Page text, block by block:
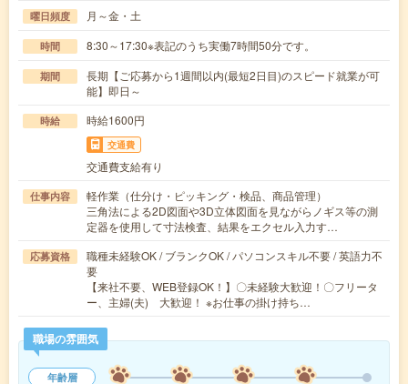
曜日頻度 月～金・土
時間 8:30～17:30※表記のうち実働7時間50分です。
期間
長期【ご応募から1週間以内(最短2日目)のスピード就業が可
能】即日～
時給 時給1600円
交通費
交通費支給有り
仕事内容
軽作業（仕分け・ピッキング・検品、商品管理）
三角法による2D図面や3D立体図面を見ながらノギス等の測
定器を使用して寸法検査、結果をエクセル入力す…
応募資格
職種未経験OK / ブランクOK / パソコンスキル不要 / 英語力不
要
【来社不要、WEB登録OK！】〇未経験大歓迎！〇フリータ
ー、主婦(夫) 大歓迎！ ※お仕事の掛け持ち…
職場の雰囲気
年齢層